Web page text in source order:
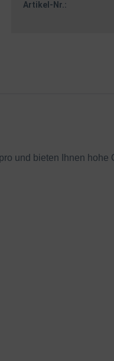
Artikel-Nr.:
und bieten Ihnen hohe